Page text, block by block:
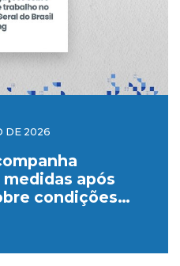
DE 2026
após
condições